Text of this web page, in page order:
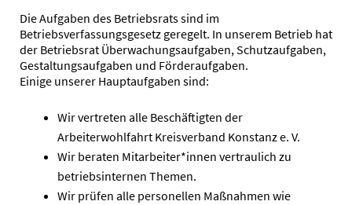
Die Aufgaben des Betriebsrats sind im
Betriebsverfassungsgesetz geregelt. In unserem Betrieb hat
der Betriebsrat Überwachungsaufgaben, Schutzaufgaben,
Gestaltungsaufgaben und Förderaufgaben.
Einige unserer Hauptaufgaben sind:
Wir vertreten alle Beschäftigten der
Arbeiterwohlfahrt Kreisverband Konstanz e. V.
Wir beraten Mitarbeiter*innen vertraulich zu
betriebsinternen Themen.
Wir prüfen alle personellen Maßnahmen wie